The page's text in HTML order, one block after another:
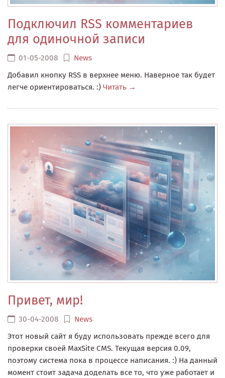
Подключил RSS комментариев
для одиночной записи
01-05-2008
News
Добавил кнопку RSS в верхнее меню. Наверное так будет
легче ориентироваться. :) Читать
Привет, мир!
30-04-2008
News
Этот новый сайт я буду использовать прежде всего для
проверки своей MaxSite CMS. Текущая версия 0.09,
поэтому система пока в процессе написания. :) На данный
момент стоит задача доделать все то, что уже работает и